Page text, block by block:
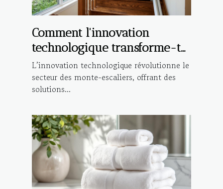
Comment l'innovation
technologique transforme-t-
elle les monte-escaliers ?
L’innovation technologique révolutionne le
secteur des monte-escaliers, offrant des
solutions...